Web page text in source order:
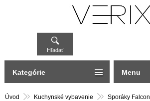
Hľadať
Úvod Kuchynské vybavenie Sporáky Falcon
Kategórie Menu